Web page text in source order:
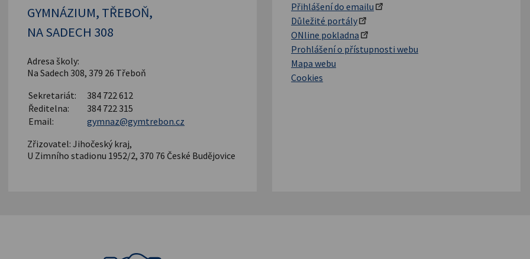
GYMNÁZIUM, TŘEBOŇ,
NA SADECH 308
Adresa školy:
Na Sadech 308, 379 26 Třeboň
Sekretariát:
384 722 612
Ředitelna:
384 722 315
Email:
gymnaz@gymtrebon.cz
Zřizovatel: Jihočeský kraj,
U Zimního stadionu 1952/2, 370 76 České Budějovice
Přihlášení do emailu
Důležité portály
ONline pokladna
Prohlášení o přístupnosti webu
Mapa webu
Cookies